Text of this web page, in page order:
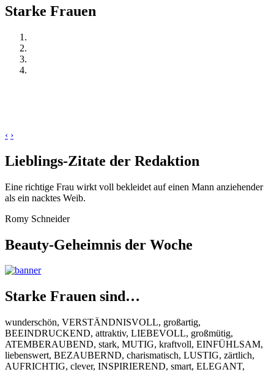
Starke Frauen
‹ ›
Lieblings-Zitate der Redaktion
Eine richtige Frau wirkt voll bekleidet auf einen Mann anziehender
als ein nacktes Weib.
Romy Schneider
Beauty-Geheimnis der Woche
Starke Frauen sind…
wunderschön, VERSTÄNDNISVOLL, großartig,
BEEINDRUCKEND, attraktiv, LIEBEVOLL, großmütig,
ATEMBERAUBEND, stark, MUTIG, kraftvoll, EINFÜHLSAM,
liebenswert, BEZAUBERND, charismatisch, LUSTIG, zärtlich,
AUFRICHTIG, clever, INSPIRIEREND, smart, ELEGANT,